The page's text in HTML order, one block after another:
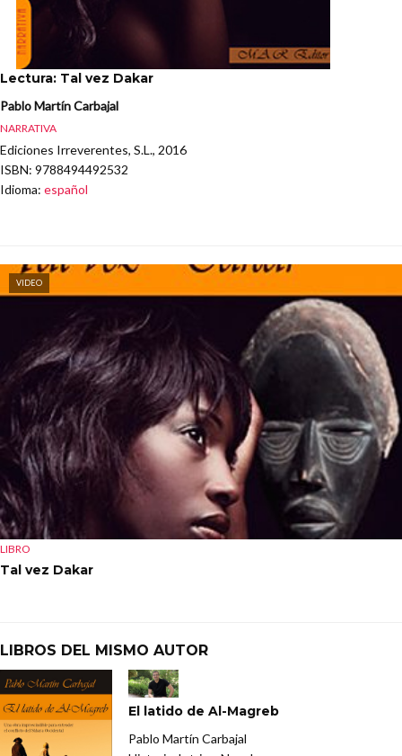
Lectura: Tal vez Dakar
Pablo Martín Carbajal
NARRATIVA
Ediciones Irreverentes, S.L., 2016
ISBN: 9788494492532
Idioma: español
VIDEO
LIBRO
Tal vez Dakar
LIBROS DEL MISMO AUTOR
El latido de Al-Magreb
Pablo Martín Carbajal